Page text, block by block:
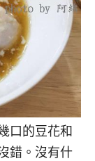
口的豆花和
錯。沒有什